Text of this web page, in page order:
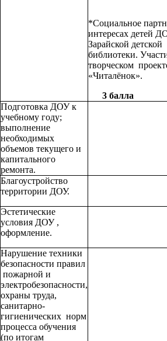
*Социальное
интересах детей
Зарайской детской
библиотеки.
творческом
«Читалёнок».
3 балла
Подготовка ДОУ к
учебному году;
выполнение
необходимых
объемов текущего и
капитального
ремонта.
Благоустройство
территории ДОУ.
Эстетические
условия ДОУ ,
оформление.
Нарушение техники
безопасности правил
пожарной и
электробезопасности,
охраны труда,
санитарно-
гигиенических норм
процесса обучения
(по итогам